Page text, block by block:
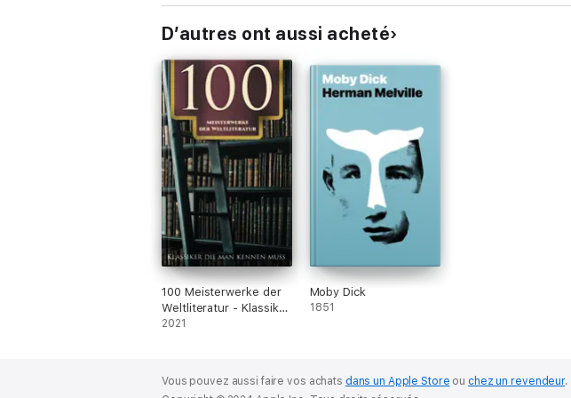
D’autres ont aussi acheté
100 Meisterwerke der
Weltliteratur - Klassiker
die man kennen muss
2021
Moby Dick
1851
Vous pouvez aussi faire vos achats dans un Apple Store ou chez un revendeur.